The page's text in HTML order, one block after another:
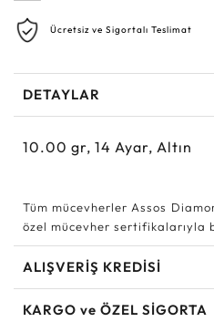
Ücretsiz ve Sigortalı Teslimat
DETAYLAR
10.00 gr, 14 Ayar, Altın
Tüm mücevherler Assos
özel mücevher sertifikalarıyla
ALIŞVERİŞ KREDİSİ
KARGO ve ÖZEL SİGORTA